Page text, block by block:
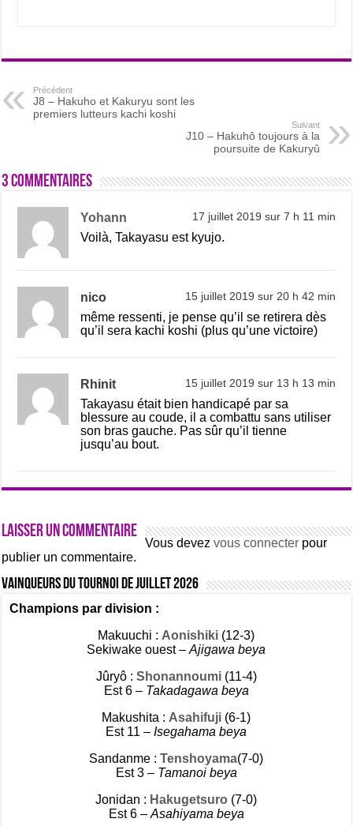
Précédent
J8 – Hakuho et Kakuryu sont les
premiers lutteurs kachi koshi
Suivant
J10 – Hakuhô toujours à la
poursuite de Kakuryû
3 commentaires
Yohann 17 juillet 2019 sur 7 h 11 min
Voilà, Takayasu est kyujo.
nico 15 juillet 2019 sur 20 h 42 min
même ressenti, je pense qu’il se retirera dès
qu’il sera kachi koshi (plus qu’une victoire)
Rhinit 15 juillet 2019 sur 13 h 13 min
Takayasu était bien handicapé par sa
blessure au coude, il a combattu sans utiliser
son bras gauche. Pas sûr qu’il tienne
jusqu’au bout.
Laisser un commentaire
Vous devezvous connecter pour
publier un commentaire.
Vainqueurs du tournoi de Juillet 2026
Champions par division :
Makuuchi : Aonishiki (12-3)
Sekiwake ouest –Ajigawa beya
Jûryô : Shonannoumi (11-4)
Est 6 – Takadagawa beya
Makushita : Asahifuji (6-1)
Est 11 –Isegahama beya
Sandanme :Tenshoyama(7-0)
Est 3 – Tamanoi beya
Jonidan : Hakugetsuro (7-0)
Est 6 – Asahiyama beya